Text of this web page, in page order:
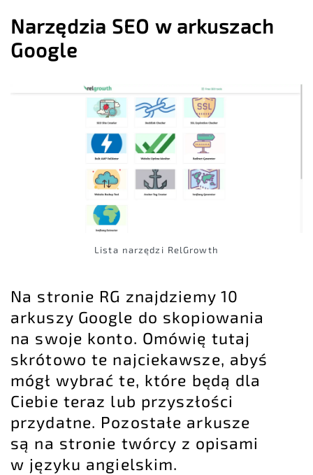
Narzędzia SEO w arkuszach
Google
Lista narzędzi RelGrowth
Na stronie RG znajdziemy 10
arkuszy Google do skopiowania
na swoje konto. Omówię tutaj
skrótowo te najciekawsze, abyś
mógł wybrać te, które będą dla
Ciebie teraz lub przyszłości
przydatne. Pozostałe arkusze
są na stronie twórcy z opisami
w języku angielskim.